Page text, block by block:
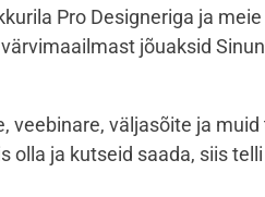
Pro Designeriga ja meie
jõuaksid
veebinare, väljasõite ja muid
olla ja kutseid saada, siis